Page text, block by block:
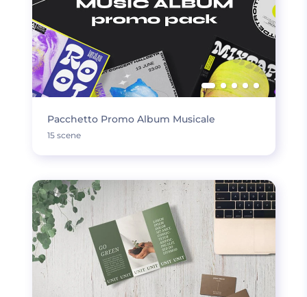
Pacchetto Promo Album Musicale
15 scene